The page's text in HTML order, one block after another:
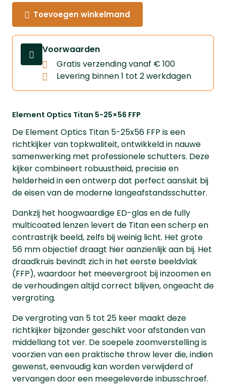
Element Optics Titan 5-25×56 FFP
De Element Optics Titan 5-25x56 FFP is een
richtkijker van topkwaliteit, ontwikkeld in nauwe
samenwerking met professionele schutters. Deze
kijker combineert robuustheid, precisie en
helderheid in een ontwerp dat perfect aansluit bij
de eisen van de moderne langeafstandsschutter.
Dankzij het hoogwaardige ED-glas en de fully
multicoated lenzen levert de Titan een scherp en
contrastrijk beeld, zelfs bij weinig licht. Het grote
56 mm objectief draagt hier aanzienlijk aan bij. Het
draadkruis bevindt zich in het eerste beeldvlak
(FFP), waardoor het meevergroot bij inzoomen en
de verhoudingen altijd correct blijven, ongeacht de
vergroting.
De vergroting van 5 tot 25 keer maakt deze
richtkijker bijzonder geschikt voor afstanden van
middellang tot ver. De soepele zoomverstelling is
voorzien van een praktische throw lever die, indien
gewenst, eenvoudig kan worden verwijderd of
vervangen door een meegeleverde inbusschroef.
Toevoegen winkelmand
Voorwaarden
Gratis verzending vanaf € 100
Levering binnen 1 tot 2 werkdagen